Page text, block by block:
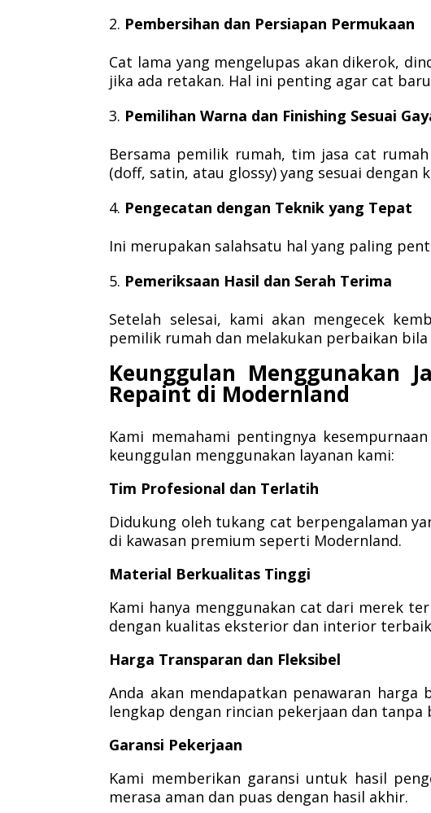
Pembersihan dan Persiapan Permukaan
Cat lama yang mengelupas akan dikerok,
jika ada retakan. Hal ini penting agar cat
Pemilihan Warna dan Finishing Sesuai
Bersama pemilik rumah, tim jasa cat
(doff, satin, atau glossy) yang sesuai dengan
Pengecatan dengan Teknik yang Tepat
Ini merupakan salahsatu hal yang paling
Pemeriksaan Hasil dan Serah Terima
Setelah selesai, kami akan mengecek
pemilik rumah dan melakukan perbaikan
Keunggulan Menggunakan
Repaint di Modernland
Kami memahami pentingnya
keunggulan menggunakan layanan kami:
Tim Profesional dan Terlatih
Didukung oleh tukang cat berpengalaman
di kawasan premium seperti Modernland.
Material Berkualitas Tinggi
Kami hanya menggunakan cat dari merek
dengan kualitas eksterior dan interior
Harga Transparan dan Fleksibel
Anda akan mendapatkan penawaran harga
lengkap dengan rincian pekerjaan dan tanpa
Garansi Pekerjaan
Kami memberikan garansi untuk hasil
merasa aman dan puas dengan hasil akhir.